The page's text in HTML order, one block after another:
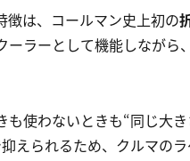
徴は、コールマン史上初の
ーラーとして機能しながら
使わないときも“同じ大
えられるため、クルマの